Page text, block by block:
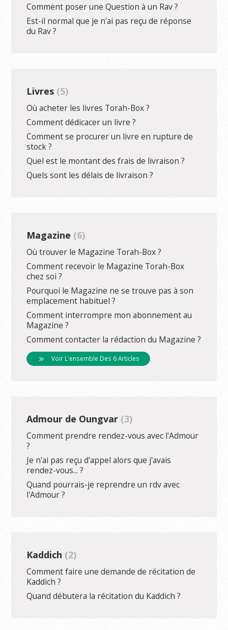
Comment poser une Question à un Rav ?
Est-il normal que je n'ai pas reçu de réponse
du Rav ?
Livres 5
Où acheter les livres Torah-Box ?
Comment dédicacer un livre ?
Comment se procurer un livre en rupture de
stock ?
Quel est le montant des frais de livraison ?
Quels sont les délais de livraison ?
Magazine 6
Où trouver le Magazine Torah-Box ?
Comment recevoir le Magazine Torah-Box
chez soi ?
Pourquoi le Magazine ne se trouve pas à son
emplacement habituel ?
Comment interrompre mon abonnement au
Magazine ?
Comment contacter la rédaction du Magazine ?
Voir L'ensemble Des 6 Articles
Admour de Oungvar 3
Comment prendre rendez-vous avec l'Admour
?
Je n'ai pas reçu d'appel alors que j'avais
rendez-vous... ?
Quand pourrais-je reprendre un rdv avec
l'Admour ?
Kaddich 2
Comment faire une demande de récitation de
Kaddich ?
Quand débutera la récitation du Kaddich ?